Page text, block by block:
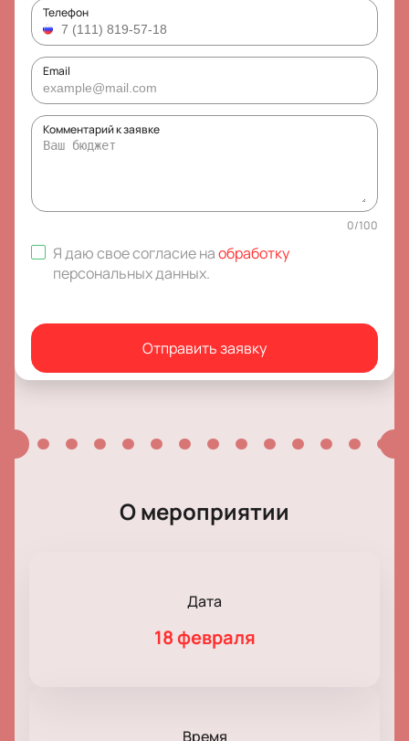
Телефон
Email
Комментарий к заявке
0/100
Я даю свое согласие наобработку
персональных данных.
Отправить заявку
О мероприятии
Дата
18 февраля
Время